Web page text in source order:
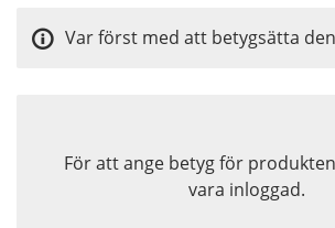
För att ange betyg för
vara inloggad.
Var först med att betygsätta